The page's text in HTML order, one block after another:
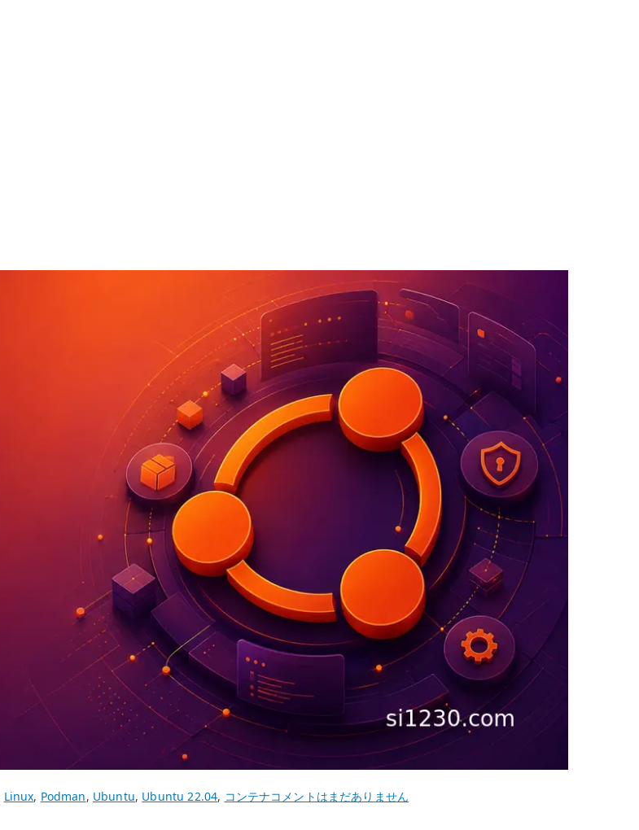
Linux, Podman, Ubuntu, Ubuntu 22.04, コンテナUbuntu
コメントはまだありません